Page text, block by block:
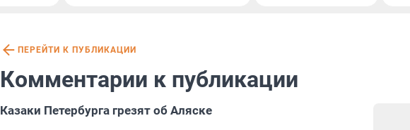
ПЕРЕЙТИ К ПУБЛИКАЦИИ
Комментарии к публикации
Казаки Петербурга грезят об Аляске